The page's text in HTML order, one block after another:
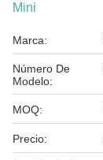
Mini
Marca:
Número De
Modelo:
MOQ:
Precio: